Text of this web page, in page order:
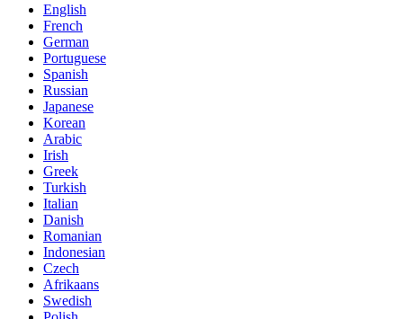
English
French
German
Portuguese
Spanish
Russian
Japanese
Korean
Arabic
Irish
Greek
Turkish
Italian
Danish
Romanian
Indonesian
Czech
Afrikaans
Swedish